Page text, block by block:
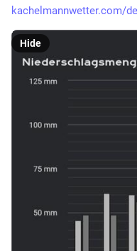
kachelmannwetter.com/
Hide